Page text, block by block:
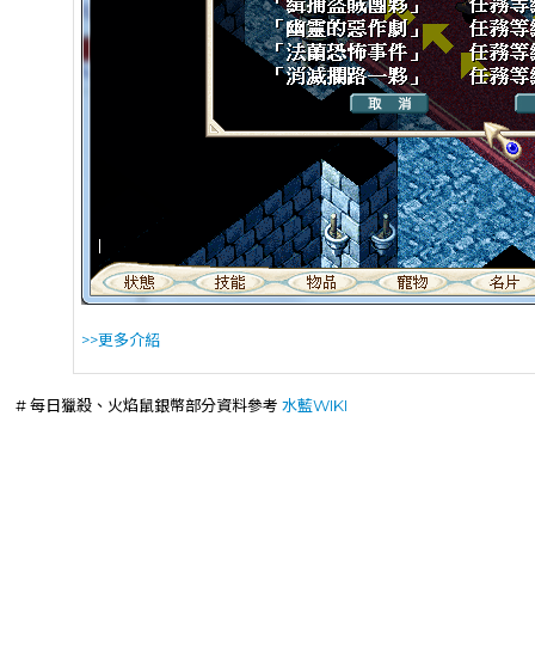
>>更多介紹
# 每日獵殺、火焰鼠銀幣部分資料參考 水藍WIKI